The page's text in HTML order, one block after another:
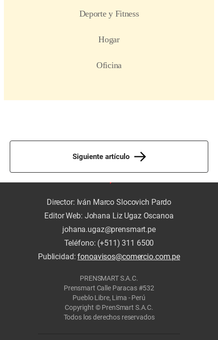
Siguiente artículo
Director: Iván Marco Slocovich Pardo
Editor Web: Johana Liz Ugaz Oscanoa
johana.ugaz@prensmart.pe
Teléfono: (+511) 311 6500
Publicidad:fonoavisos@comercio.com.pe
PRENSMART S.A.C.
Prensmart Calle Paracas #532
Pueblo Libre, Lima - Perú
Copyright © PrenSmart S.A.C.
Todos los derechos reservados